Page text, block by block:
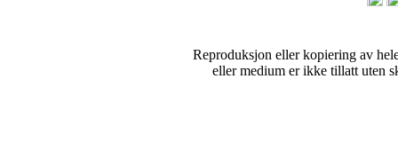
Reproduksjon eller kopiering av
eller medium er ikke tillatt uten